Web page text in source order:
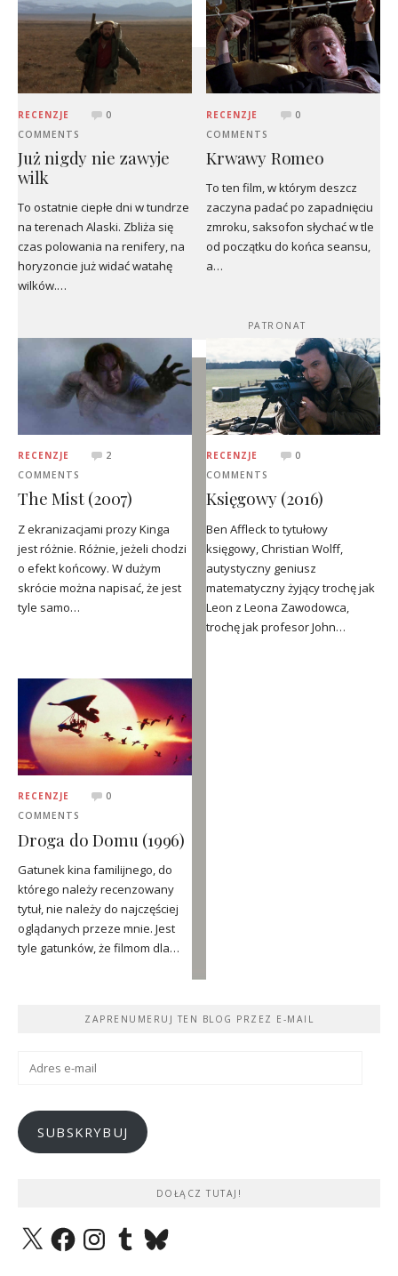
RECENZJE
0
COMMENTS
Już nigdy nie zawyje
wilk
To ostatnie ciepłe dni w tundrze
na terenach Alaski. Zbliża się
czas polowania na renifery, na
horyzoncie już widać watahę
wilków.…
RECENZJE
0
COMMENTS
Krwawy Romeo
To ten film, w którym deszcz
zaczyna padać po zapadnięciu
zmroku, saksofon słychać w tle
od początku do końca seansu,
a…
RECENZJE
2
COMMENTS
The Mist (2007)
Z ekranizacjami prozy Kinga
jest różnie. Różnie, jeżeli chodzi
o efekt końcowy. W dużym
skrócie można napisać, że jest
tyle samo…
RECENZJE
0
COMMENTS
Księgowy (2016)
Ben Affleck to tytułowy
księgowy, Christian Wolff,
autystyczny geniusz
matematyczny żyjący trochę jak
Leon z Leona Zawodowca,
trochę jak profesor John…
RECENZJE
0
COMMENTS
Droga do Domu (1996)
Gatunek kina familijnego, do
którego należy recenzowany
tytuł, nie należy do najczęściej
oglądanych przeze mnie. Jest
tyle gatunków, że filmom dla…
PATRONAT
ZAPRENUMERUJ TEN BLOG PRZEZ E-MAIL
Adres
SUBSKRYBUJ
DOŁĄCZ TUTAJ!
X FacebookInstagramTumblrBluesky